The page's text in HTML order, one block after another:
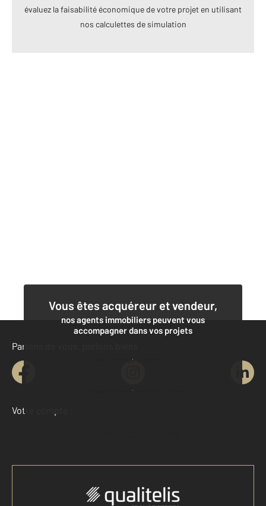
évaluez la faisabilité économique de votre projet en utilisant
nos calculettes de simulation
Vous êtes acquéreur et vendeur,
nos agents immobiliers peuvent vous
accompagner dans vos projets
Contacter l'agence
Demander une estimation
Parlons de vous, parlons biens
Votre compte :
Accéder à mon compte